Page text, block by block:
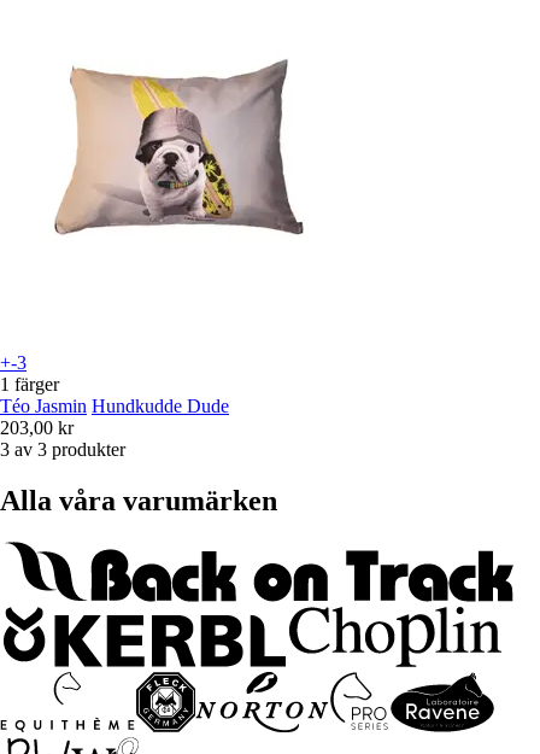
+-3
1 färger
Téo Jasmin Hundkudde Dude
203,00 kr
3 av 3 produkter
Alla våra varumärken